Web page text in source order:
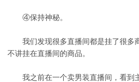
④保持神秘。
我们发现很多直播间都是挂了很多
不讲挂在直播间的商品。
我之前在一个卖男装直播间，看到